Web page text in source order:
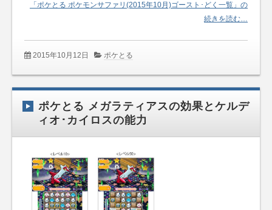
「ポケとる ポケモンサファリ(2015年10月)ゴースト･どく一覧」の
続きを読む…
2015年10月12日 ポケとる
ポケとる メガラティアスの効果とケルデ
ィオ･カイロスの能力